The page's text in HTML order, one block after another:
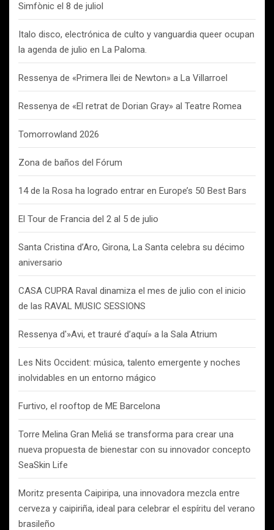
Simfònic el 8 de juliol
Italo disco, electrónica de culto y vanguardia queer ocupan
la agenda de julio en La Paloma.
Ressenya de «Primera llei de Newton» a La Villarroel
Ressenya de «El retrat de Dorian Gray» al Teatre Romea
Tomorrowland 2026
Zona de baños del Fórum
14 de la Rosa ha logrado entrar en Europe’s 50 Best Bars
El Tour de Francia del 2 al 5 de julio
Santa Cristina d’Aro, Girona, La Santa celebra su décimo
aniversario
CASA CUPRA Raval dinamiza el mes de julio con el inicio
de las RAVAL MUSIC SESSIONS
Ressenya d'»Avi, et trauré d’aquí» a la Sala Atrium
Les Nits Occident: música, talento emergente y noches
inolvidables en un entorno mágico
Furtivo, el rooftop de ME Barcelona
Torre Melina Gran Meliá se transforma para crear una
nueva propuesta de bienestar con su innovador concepto
SeaSkin Life
Moritz presenta Caipiripa, una innovadora mezcla entre
cerveza y caipiriña, ideal para celebrar el espíritu del verano
brasileño